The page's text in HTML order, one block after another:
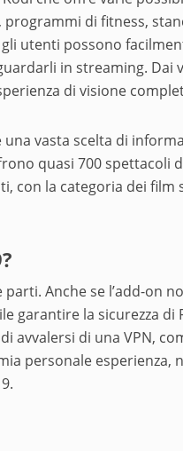
programmi di fitness,
utenti possono
in streaming. Dai
di visione
una vasta scelta di
quasi 700 spettacoli
con la categoria dei film
Anche se l’add-on
garantire la sicurezza di
avvalersi di una VPN,
personale esperienza,